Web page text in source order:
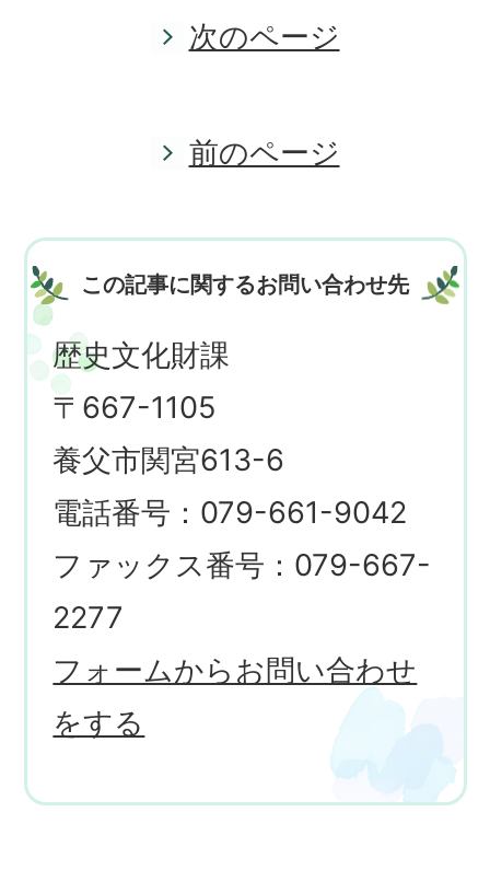
次のページ
前のページ
この記事に関するお問い合わせ先
歴史文化財課
〒667-1105
養父市関宮613-6
電話番号：079-661-9042
ファックス番号：079-667-
2277
フォームからお問い合わせ
をする